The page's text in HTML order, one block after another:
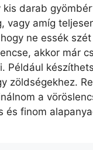
darab
vagy amíg
ne essék
akkor már
Például
zöldségekhez.
a
és finom